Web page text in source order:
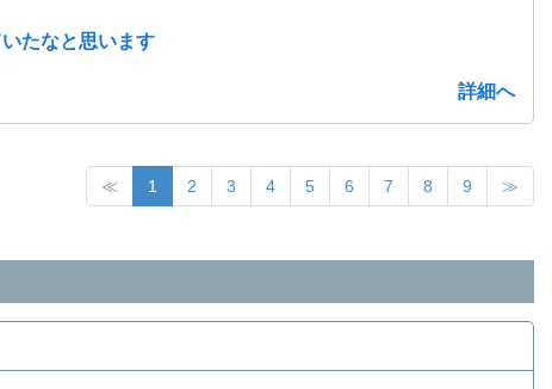
たなと思います
詳細へ
≪ 1 2 3 4 5 6 7 8 9 ≫